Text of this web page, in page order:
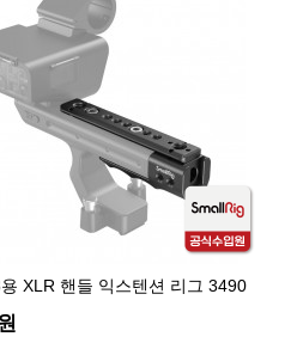
XLR 핸들 익스텐션 리그 3490